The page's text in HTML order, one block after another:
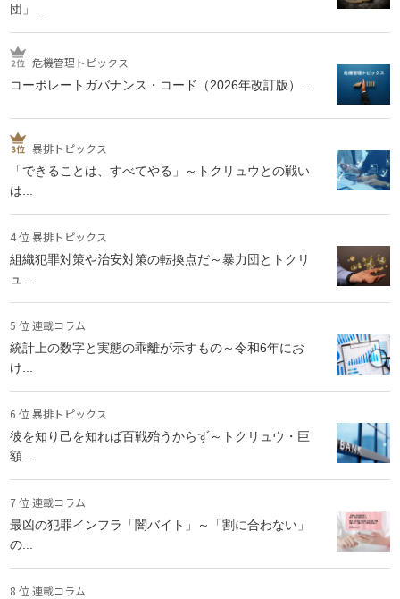
団」...
危機管理トピックス
コーポレートガバナンス・コード（2026年改訂版）...
暴排トピックス
「できることは、すべてやる」～トクリュウとの戦い
は...
4 位 暴排トピックス
組織犯罪対策や治安対策の転換点だ～暴力団とトクリ
ュ...
5 位 連載コラム
統計上の数字と実態の乖離が示すもの～令和6年にお
け...
6 位 暴排トピックス
彼を知り己を知れば百戦殆うからず～トクリュウ・巨
額...
7 位 連載コラム
最凶の犯罪インフラ「闇バイト」～「割に合わない」
の...
8 位 連載コラム